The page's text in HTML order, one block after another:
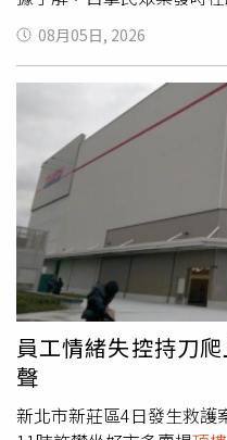
自3樓高處重重墜下，靠
樓上住戶虐待動物將狗拋
出所及新北市動保處到場
確認犬隻體內設有晶片登
調查。飼主到案後表示，
飼養於承租住處的
露
發當日因天候不佳下雨打
慌亂中攀上露臺旁堆放的
走，走到檳榔攤上方後因
方與動保處調閱監視器畫
為虐待嫌疑。新北市動保
規定，飼主對於其管領之
傷害。本案飼主未妥善整
且未設置適當防護措施致
依法裁處 1 萬 5000 元罰鍰
設有陽台、露臺之飼主，
08月05日, 2026
員工情緒失控持刀
聲
新北市新莊區4日發生救護